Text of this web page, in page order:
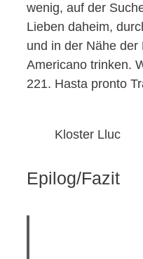
wenig, auf der
Lieben daheim,
und in der Nähe
Americano trinken.
221. Hasta pronto
Kloster Lluc
Epilog/Fazit